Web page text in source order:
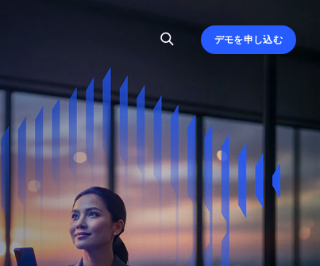
デモを申し込む